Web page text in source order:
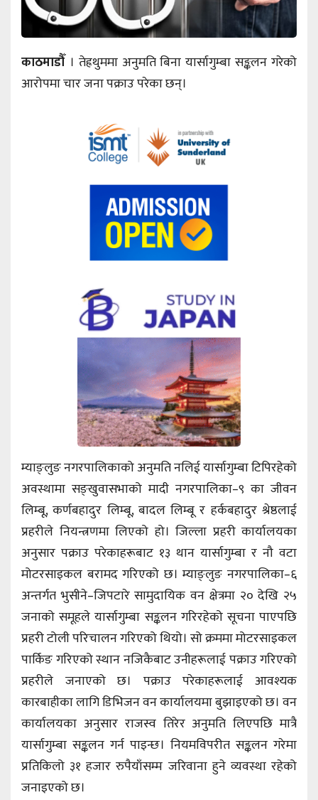
काठमाडौँ। तेह्रथुममा अनुमति बिना यार्सागुम्बा सङ्कलन गरेको
आरोपमा चार जना पक्राउ परेका छन्।
म्याङ्लुङ नगरपालिकाको अनुमति नलिई यार्सागुम्बा टिपिरहेको
अवस्थामा सङ्खुवासभाको मादी नगरपालिका–९ का जीवन
लिम्बू, कर्णबहादुर लिम्बू, बादल लिम्बू र हर्कबहादुर श्रेष्ठलाई
प्रहरीले नियन्त्रणमा लिएको हो। जिल्ला प्रहरी कार्यालयका
अनुसार पक्राउ परेकाहरूबाट १३ थान यार्सागुम्बा र नौ वटा
मोटरसाइकल बरामद गरिएको छ। म्याङ्लुङ नगरपालिका–६
अन्तर्गत भुसीने–जिपटारे सामुदायिक वन क्षेत्रमा २० देखि २५
जनाको समूहले यार्सागुम्बा सङ्कलन गरिरहेको सूचना पाएपछि
प्रहरी टोली परिचालन गरिएको थियो। सो क्रममा मोटरसाइकल
पार्किङ गरिएको स्थान नजिकैबाट उनीहरूलाई पक्राउ गरिएको
प्रहरीले जनाएको छ। पक्राउ परेकाहरूलाई आवश्यक
कारबाहीका लागि डिभिजन वन कार्यालयमा बुझाइएको छ। वन
कार्यालयका अनुसार राजस्व तिरेर अनुमति लिएपछि मात्रै
यार्सागुम्बा सङ्कलन गर्न पाइन्छ। नियमविपरीत सङ्कलन गरेमा
प्रतिकिलो ३१ हजार रुपैयाँसम्म जरिवाना हुने व्यवस्था रहेको
जनाइएको छ।